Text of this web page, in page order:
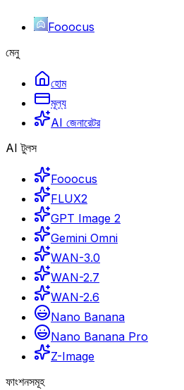
Fooocus
মেনু
হোম
মূল্য
AI জেনারেটর
AI টুলস
Fooocus
FLUX2
GPT Image 2
Gemini Omni
WAN-3.0
WAN-2.7
WAN-2.6
Nano Banana
Nano Banana Pro
Z-Image
ফাংশনসমূহ